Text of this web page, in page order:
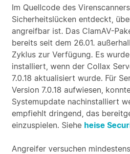
Im Quellcode des
Sicherheitslücken entdeckt,
angreifbar ist. Das ClamAV-
bereits seit dem 26.01.
Zyklus zur Verfügung. Es
installiert, wenn der Collax
7.0.18 aktualisiert wurde. Für
Version 7.0.18 aufwiesen,
Systemupdate nachinstalliert
empfiehlt dringend, das
einzuspielen. Siehe heise
Angreifer versuchen